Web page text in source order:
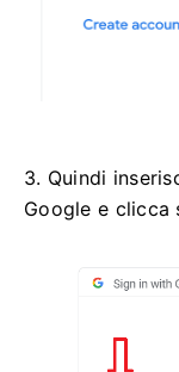
3. Quindi
Google e clicca